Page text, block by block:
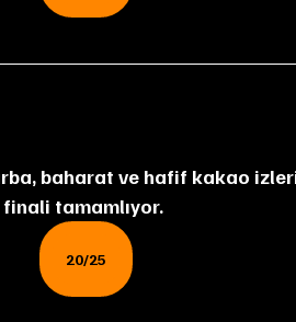
baharat ve hafif kakao
finali tamamlıyor.
20/25